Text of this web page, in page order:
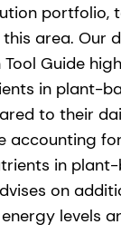
portfolio,
area. Our
Guide
in plant-
to their
accounting
in
on
levels